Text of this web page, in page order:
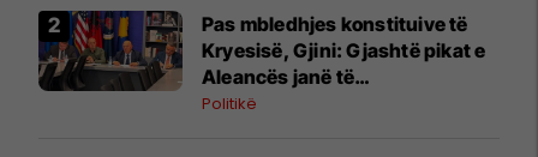
Pas mbledhjes konstituive të
Kryesisë, Gjini: Gjashtë pikat e
Aleancës janë të
panegociueshme
Politikë